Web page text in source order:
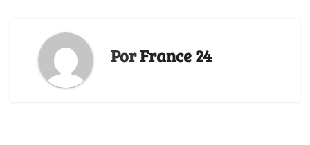
PorFrance 24